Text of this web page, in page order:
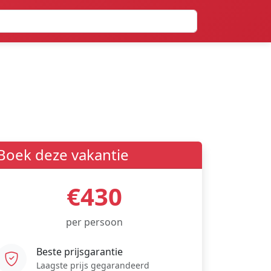
deze vakantie
€430
per persoon
Beste prijsgarantie
Laagste prijs gegarandeerd